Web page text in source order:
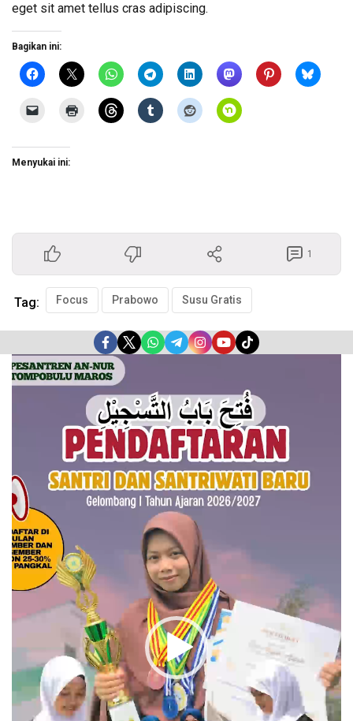
eget sit amet tellus cras adipiscing.
Bagikan ini:
Menyukai ini:
1
Tag: Focus Prabowo Susu Gratis
Pemutar
Video